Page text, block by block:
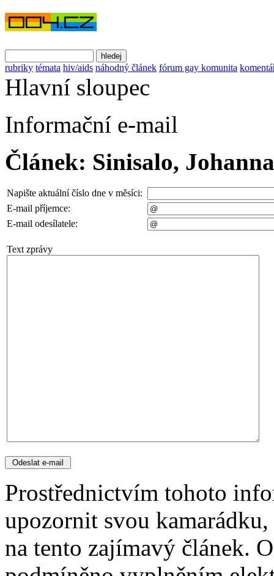
rubriky témata hiv/aids náhodný článek fórum gay komunita
Hlavní sloupec
Informační e-mail
Článek: Sinisalo,
Napište aktuální číslo dne v měsíci:
E-mail příjemce:
E-mail odesílatele:
Text zprávy
Prostřednictvím tohoto
upozornit svou
na tento zajímavý článek.